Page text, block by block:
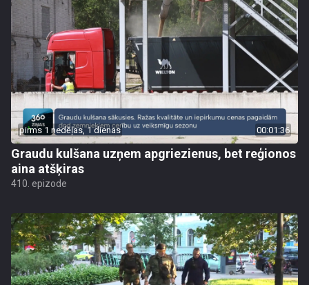
pirms 1 nedēļas, 1 dienas 00:01:36
Graudu kulšana uzņem apgriezienus, bet reģionos
aina atšķiras
410. epizode